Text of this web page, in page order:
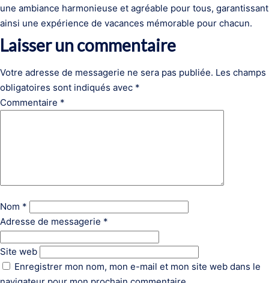
une ambiance harmonieuse et agréable pour tous, garantissant
ainsi une expérience de vacances mémorable pour chacun.
Laisser un commentaire
Votre adresse de messagerie ne sera pas publiée. Les champs
obligatoires sont indiqués avec *
Commentaire *
Nom *
Adresse de messagerie *
Site web
Enregistrer mon nom, mon e-mail et mon site web dans le